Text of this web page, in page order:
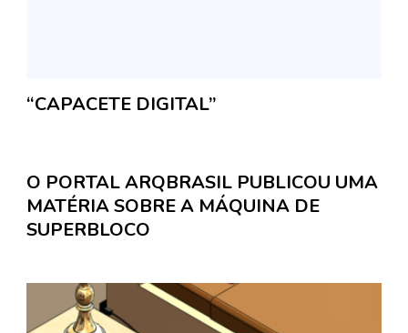
“CAPACETE DIGITAL”
O PORTAL ARQBRASIL PUBLICOU UMA
MATÉRIA SOBRE A MÁQUINA DE
SUPERBLOCO